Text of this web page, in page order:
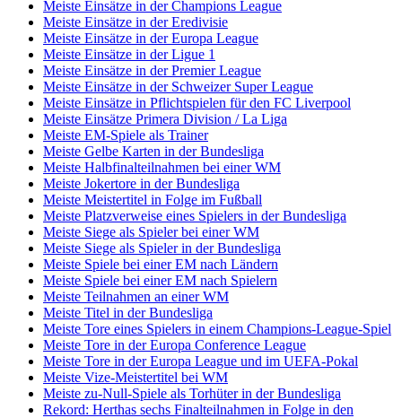
Meiste Einsätze in der Champions League
Meiste Einsätze in der Eredivisie
Meiste Einsätze in der Europa League
Meiste Einsätze in der Ligue 1
Meiste Einsätze in der Premier League
Meiste Einsätze in der Schweizer Super League
Meiste Einsätze in Pflichtspielen für den FC Liverpool
Meiste Einsätze Primera Division / La Liga
Meiste EM-Spiele als Trainer
Meiste Gelbe Karten in der Bundesliga
Meiste Halbfinalteilnahmen bei einer WM
Meiste Jokertore in der Bundesliga
Meiste Meistertitel in Folge im Fußball
Meiste Platzverweise eines Spielers in der Bundesliga
Meiste Siege als Spieler bei einer WM
Meiste Siege als Spieler in der Bundesliga
Meiste Spiele bei einer EM nach Ländern
Meiste Spiele bei einer EM nach Spielern
Meiste Teilnahmen an einer WM
Meiste Titel in der Bundesliga
Meiste Tore eines Spielers in einem Champions-League-Spiel
Meiste Tore in der Europa Conference League
Meiste Tore in der Europa League und im UEFA-Pokal
Meiste Vize-Meistertitel bei WM
Meiste zu-Null-Spiele als Torhüter in der Bundesliga
Rekord: Herthas sechs Finalteilnahmen in Folge in den